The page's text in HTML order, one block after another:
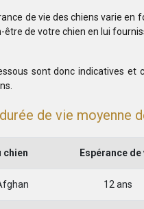
de vie des chiens varie
être de votre chien en lui
sont donc indicatives et
de vie moyenne
chien Espérance de
12 ans